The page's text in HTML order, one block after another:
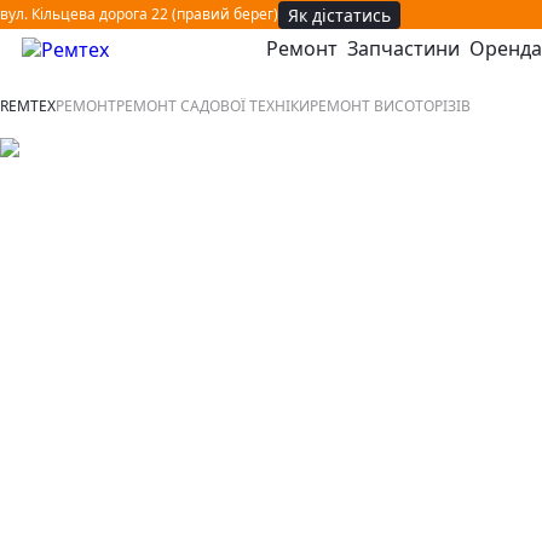
вул. Кільцева дорога 22 (правий берег) Як дістатись
відкрити або закрити навігаційне меню
Ремонт Запчастини Оренда
REMTEXРЕМОНТРЕМОНТ САДОВОЇ ТЕХНІКИРЕМОНТ ВИСОТОРІЗІВ